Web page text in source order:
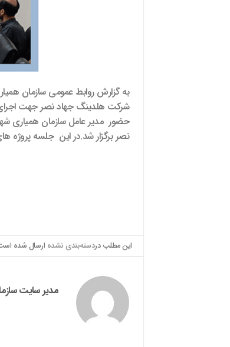
به گزارش روابط عمومی سازمان
شرکت هلدینگ جهاد نصر جهت اجرای
حضور مدیر عامل سازمان همیاری
نصر برگزار شد.در این جلسه پروژه
این مطلب دردسته‌بندی نشده ارسال شده
مدیر سایت